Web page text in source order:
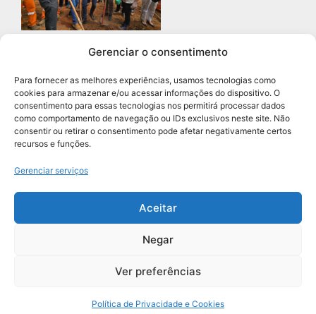
Gerenciar o consentimento
Para fornecer as melhores experiências, usamos tecnologias como
cookies para armazenar e/ou acessar informações do dispositivo. O
consentimento para essas tecnologias nos permitirá processar dados
como comportamento de navegação ou IDs exclusivos neste site. Não
consentir ou retirar o consentimento pode afetar negativamente certos
recursos e funções.
Gerenciar serviços
Aceitar
Negar
Ver preferências
Política de Privacidade e Cookies
para professores
Leia mais »
Navegação
Grupo União de Jornais | Todos os Direitos Reservados